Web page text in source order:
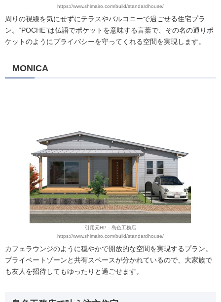
https://www.shimairo.com/build/standardhouse/
周りの視線を気にせずにテラスやバルコニーで過ごせる住宅プラ
ン。“POCHE”は仏語でポケットを意味する言葉で、その名の通りポ
ケットのようにプライバシーを守ってくれる空間を実現します。
MONICA
引用元HP：島色工務店
https://www.shimairo.com/build/standardhouse/
カフェラウンジのように穏やかで開放的な空間を実現するプラン。
プライベートゾーンと共有スペースが分かれているので、大家族で
も友人を招待してもゆったりと過ごせます。